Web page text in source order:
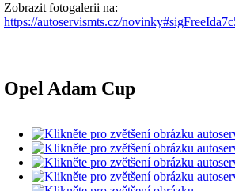
Zobrazit fotogalerii na:
https://autoservismts.cz/
Opel Adam Cup